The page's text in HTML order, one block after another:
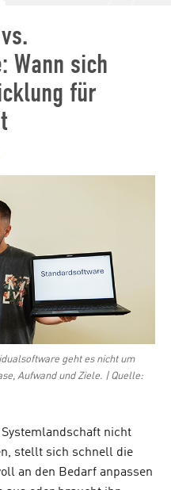
Wann sich
für
geht es nicht um
Aufwand und Ziele. | Quelle:
nicht
stellt sich schnell die
an den Bedarf anpassen